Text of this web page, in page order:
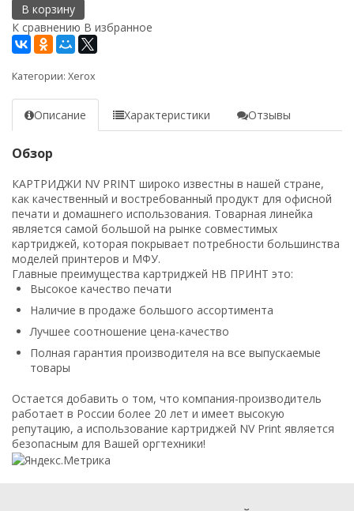
В корзину
К сравнению В избранное
Категории: Xerox
Описание Характеристики Отзывы
Обзор
КАРТРИДЖИ NV PRINT широко известны в нашей стране,
как качественный и востребованный продукт для офисной
печати и домашнего использования. Товарная линейка
является самой большой на рынке совместимых
картриджей, которая покрывает потребности большинства
моделей принтеров и МФУ.
Главные преимущества картриджей НВ ПРИНТ это:
Высокое качество печати
Наличие в продаже большого ассортимента
Лучшее соотношение цена-качество
Полная гарантия производителя на все выпускаемые
товары
Остается добавить о том, что компания-производитель
работает в России более 20 лет и имеет высокую
репутацию, а использование картриджей NV Print является
безопасным для Вашей оргтехники!